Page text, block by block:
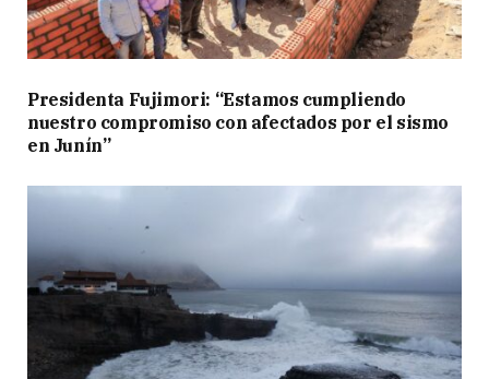
Presidenta Fujimori: “Estamos cumpliendo
nuestro compromiso con afectados por el sismo
en Junín”